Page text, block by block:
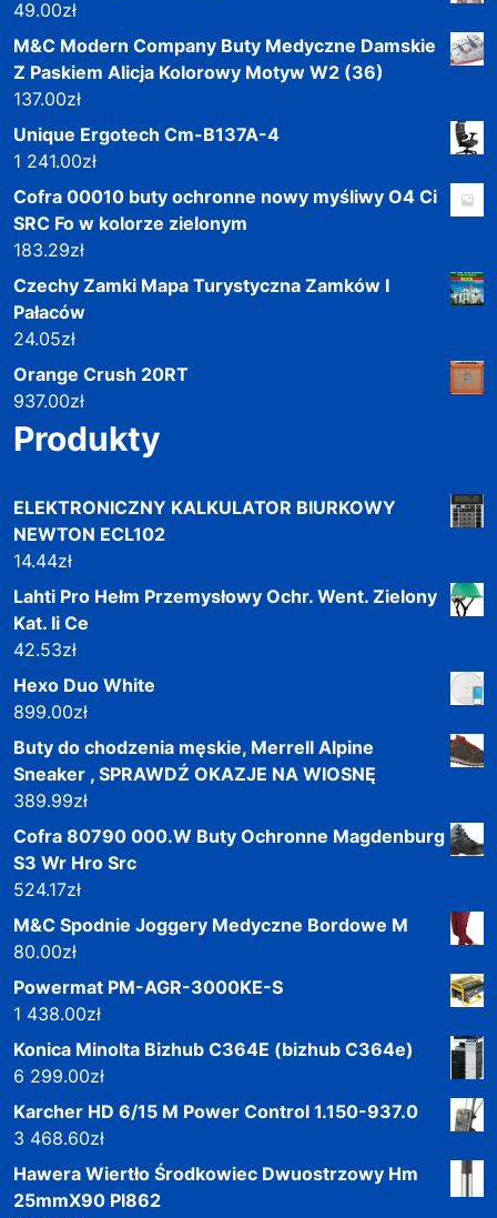
49.00zł
M&C Modern Company Buty Medyczne Damskie
Z Paskiem Alicja Kolorowy Motyw W2 (36)
137.00zł
Unique Ergotech Cm-B137A-4
1 241.00zł
Cofra 00010 buty ochronne nowy myśliwy O4 Ci
SRC Fo w kolorze zielonym
183.29zł
Czechy Zamki Mapa Turystyczna Zamków I
Pałaców
24.05zł
Orange Crush 20RT
937.00zł
Produkty
ELEKTRONICZNY KALKULATOR BIURKOWY
NEWTON ECL102
14.44zł
Lahti Pro Hełm Przemysłowy Ochr. Went. Zielony
Kat. Ii Ce
42.53zł
Hexo Duo White
899.00zł
Buty do chodzenia męskie, Merrell Alpine
Sneaker , SPRAWDŹ OKAZJE NA WIOSNĘ
389.99zł
Cofra 80790 000.W Buty Ochronne Magdenburg
S3 Wr Hro Src
524.17zł
M&C Spodnie Joggery Medyczne Bordowe M
80.00zł
Powermat PM-AGR-3000KE-S
1 438.00zł
Konica Minolta Bizhub C364E (bizhub C364e)
6 299.00zł
Karcher HD 6/15 M Power Control 1.150-937.0
3 468.60zł
Hawera Wiertło Środkowiec Dwuostrzowy Hm
25mmX90 Pl862